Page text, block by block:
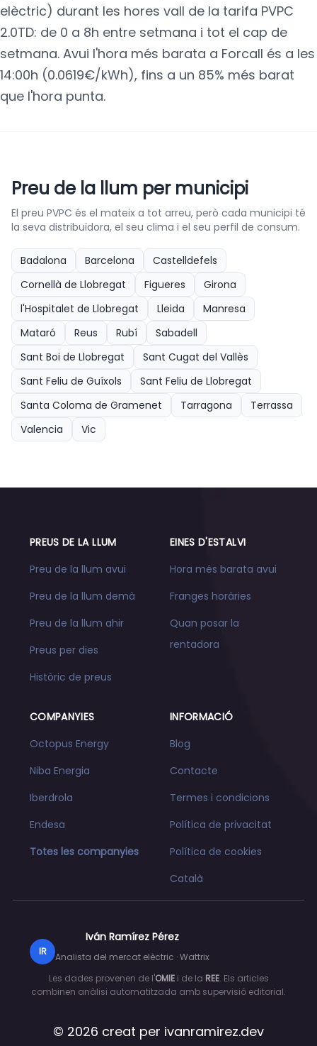
elèctric) durant les hores vall de la tarifa PVPC
2.0TD: de 0 a 8h entre setmana i tot el cap de
setmana. Avui l'hora més barata a Forcall és a les
14:00h (0.0619€/kWh), fins a un 85% més barat
que l'hora punta.
Preu de la llum per municipi
El preu PVPC és el mateix a tot arreu, però cada municipi té
la seva distribuïdora, el seu clima i el seu perfil de consum.
Badalona Barcelona
Castelldefels
Cornellà de Llobregat
Figueres
Girona
l'Hospitalet de Llobregat
Lleida
Manresa
Mataró
Reus Rubí
Sabadell
Sant Boi de Llobregat
Sant Cugat del Vallès
Sant Feliu de Guíxols
Sant Feliu de Llobregat
Santa Coloma de Gramenet
Tarragona
Terrassa
Valencia
Vic
PREUS DE LA LLUM
Preu de la llum avui
Preu de la llum demà
Preu de la llum ahir
Preus per dies
Històric de preus
EINES D'ESTALVI
Hora més barata avui
Franges horàries
Quan posar la
rentadora
COMPANYIES
Octopus Energy
Niba Energia
Iberdrola
Endesa
Totes les companyies
INFORMACIÓ
Blog
Contacte
Termes i condicions
Política de privacitat
Política de cookies
Català
IR
Iván Ramírez Pérez
Analista del mercat elèctric · Wattrix
Les dades provenen de l'OMIEi de la REE. Els articles
combinen anàlisi automatitzada amb supervisió editorial.
© 2026 creat per ivanramirez.dev